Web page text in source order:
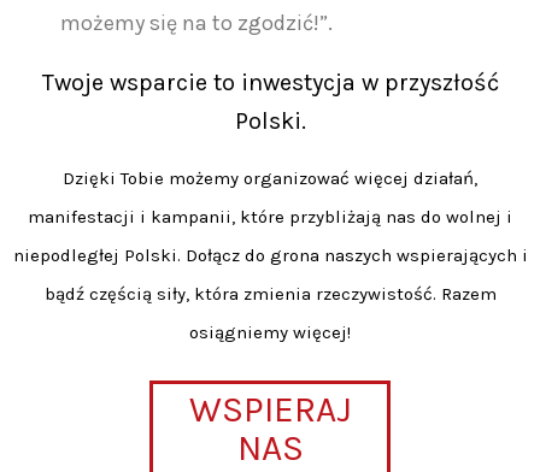
możemy się na to zgodzić!”.
Twoje wsparcie to inwestycja w przyszłość
Polski.
Dzięki Tobie możemy organizować więcej działań,
manifestacji i kampanii, które przybliżają nas do wolnej i
niepodległej Polski. Dołącz do grona naszych wspierających i
bądź częścią siły, która zmienia rzeczywistość. Razem
osiągniemy więcej!
WSPIERAJ
NAS